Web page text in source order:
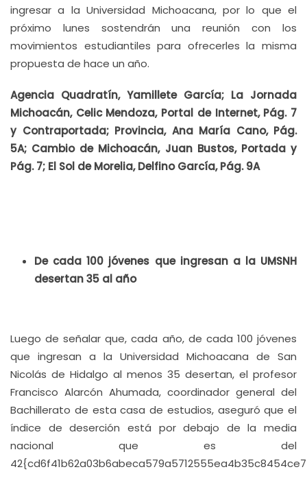
ingresar a la Universidad Michoacana, por lo que el
próximo lunes sostendrán una reunión con los
movimientos estudiantiles para ofrecerles la misma
propuesta de hace un año.
Agencia Quadratín, Yamillete García; La Jornada
Michoacán, Celic Mendoza, Portal de Internet, Pág. 7
y Contraportada; Provincia, Ana María Cano, Pág.
5A; Cambio de Michoacán, Juan Bustos, Portada y
Pág. 7; El Sol de Morelia, Delfino García, Pág. 9A
De cada 100 jóvenes que ingresan a la UMSNH
desertan 35 al año
Luego de señalar que, cada año, de cada 100 jóvenes
que ingresan a la Universidad Michoacana de San
Nicolás de Hidalgo al menos 35 desertan, el profesor
Francisco Alarcón Ahumada, coordinador general del
Bachillerato de esta casa de estudios, aseguró que el
índice de deserción está por debajo de la media
nacional que es del